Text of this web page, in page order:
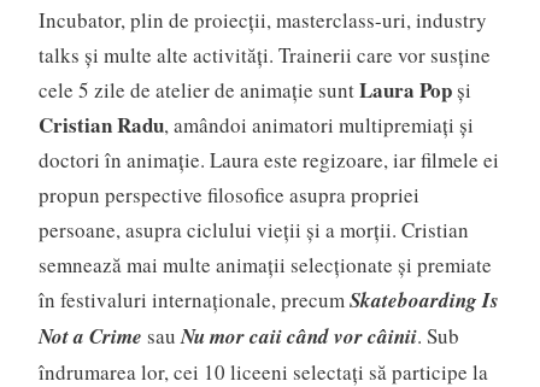
Incubator, plin de proiecții, masterclass-uri, industry
talks și multe alte activități. Trainerii care vor susține
cele 5 zile de atelier de animație suntLaura Popși
Cristian Radu, amândoi animatori multipremiați și
doctori în animație. Laura este regizoare, iar filmele ei
propun perspective filosofice asupra propriei
persoane, asupra ciclului vieții și a morții. Cristian
semnează mai multe animații selecționate și premiate
în festivaluri internaționale, precumSkateboarding Is
Not a Crime sauNu mor caii când vor câinii. Sub
îndrumarea lor, cei 10 liceeni selectați să participe la